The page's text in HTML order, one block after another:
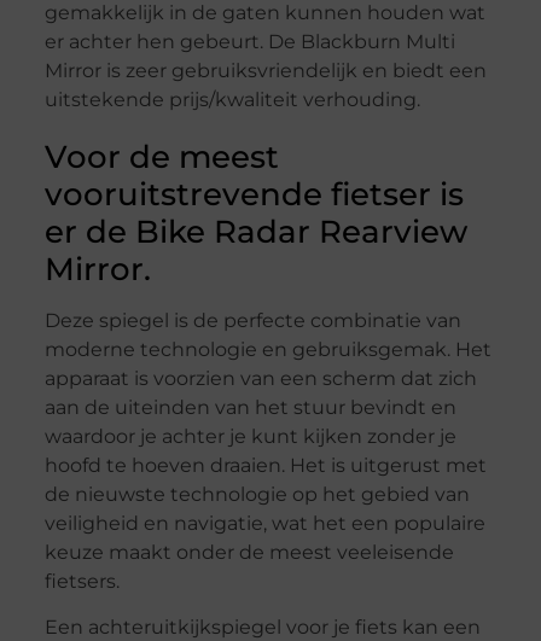
gemakkelijk in de gaten kunnen houden wat
er achter hen gebeurt. De Blackburn Multi
Mirror is zeer gebruiksvriendelijk en biedt een
uitstekende prijs/kwaliteit verhouding.
Voor de meest
vooruitstrevende fietser is
er de Bike Radar Rearview
Mirror.
Deze spiegel is de perfecte combinatie van
moderne technologie en gebruiksgemak. Het
apparaat is voorzien van een scherm dat zich
aan de uiteinden van het stuur bevindt en
waardoor je achter je kunt kijken zonder je
hoofd te hoeven draaien. Het is uitgerust met
de nieuwste technologie op het gebied van
veiligheid en navigatie, wat het een populaire
keuze maakt onder de meest veeleisende
fietsers.
Een achteruitkijkspiegel voor je fiets kan een